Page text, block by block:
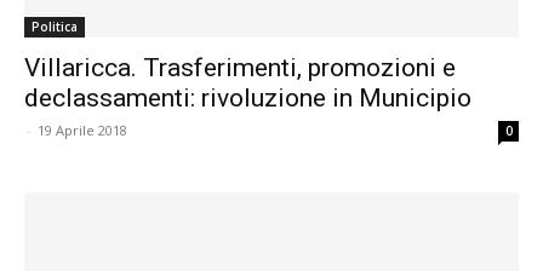
Politica
Villaricca. Trasferimenti, promozioni e
declassamenti: rivoluzione in Municipio
- 19 Aprile 2018 0